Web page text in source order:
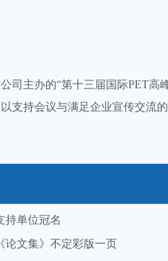
司
限公司
限公司
公司
限公司
主办的“第十三届国际PET高
持会议与满足企业宣传交流的
单位冠名
文集》不定彩版一页